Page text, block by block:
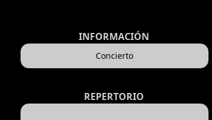
INFORMACIÓN
Concierto
REPERTORIO